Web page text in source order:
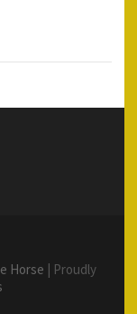
Horse | Proudly